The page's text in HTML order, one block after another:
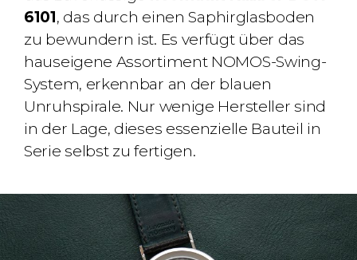
6101, das durch einen Saphirglasboden
zu bewundern ist. Es verfügt über das
hauseigene Assortiment NOMOS-Swing-
System, erkennbar an der blauen
Unruhspirale. Nur wenige Hersteller sind
in der Lage, dieses essenzielle Bauteil in
Serie selbst zu fertigen.